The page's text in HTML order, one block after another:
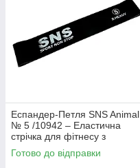
Еспандер-Петля SNS Animal
№ 5 /10942 – Еластична
стрічка для фітнесу з
регульованим опором
Готово до відправки